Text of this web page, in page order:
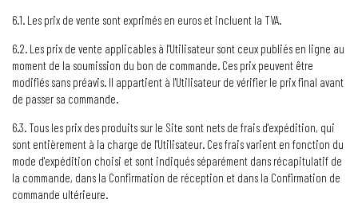
6.1. Les prix de vente sont exprimés en euros et incluent la TVA.
6.2. Les prix de vente applicables à l'Utilisateur sont ceux publiés en ligne au
moment de la soumission du bon de commande. Ces prix peuvent être
modifiés sans préavis. Il appartient à l'Utilisateur de vérifier le prix final avant
de passer sa commande.
6.3. Tous les prix des produits sur le Site sont nets de frais d'expédition, qui
sont entièrement à la charge de l'Utilisateur. Ces frais varient en fonction du
mode d'expédition choisi et sont indiqués séparément dans récapitulatif de
la commande, dans la Confirmation de réception et dans la Confirmation de
commande ultérieure.